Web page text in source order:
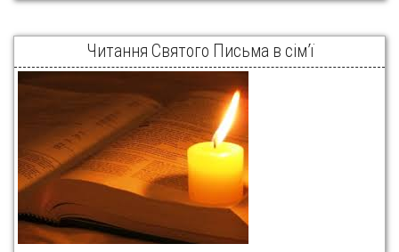
Читання Святого Письма в сім’ї